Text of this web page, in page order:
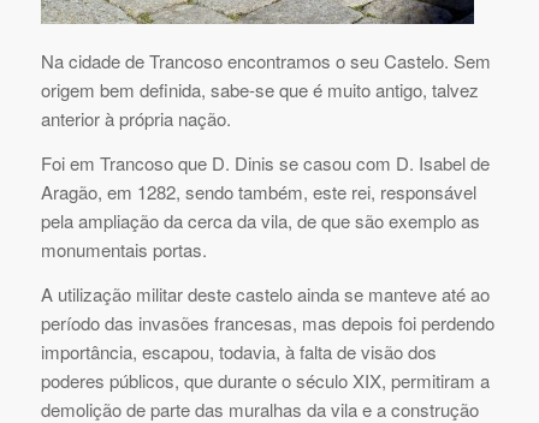
Na cidade de Trancoso encontramos o seu Castelo. Sem
origem bem definida, sabe-se que é muito antigo, talvez
anterior à própria nação.
Foi em Trancoso que D. Dinis se casou com D. Isabel de
Aragão, em 1282, sendo também, este rei, responsável
pela ampliação da cerca da vila, de que são exemplo as
monumentais portas.
A utilização militar deste castelo ainda se manteve até ao
período das invasões francesas, mas depois foi perdendo
importância, escapou, todavia, à falta de visão dos
poderes públicos, que durante o século XIX, permitiram a
demolição de parte das muralhas da vila e a construção